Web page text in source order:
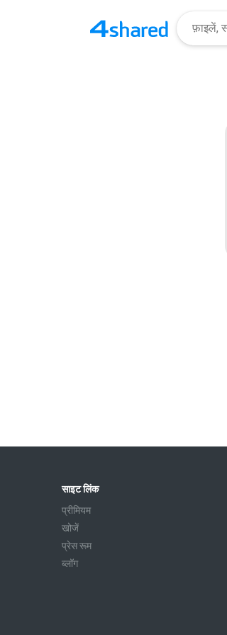
साइट लिंक
प्रीमियम
खोजें
प्रेस रूम
ब्लॉग